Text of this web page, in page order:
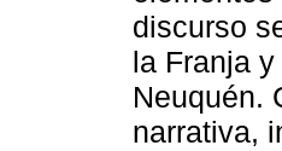
discurso
la Franja
Neuquén.
narrativa,